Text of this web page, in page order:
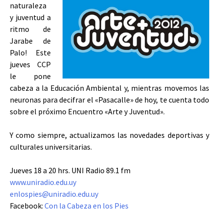
naturaleza
y juventud a
ritmo de
Jarabe de
Palo! Este
jueves CCP
le pone
cabeza a la Educación Ambiental y, mientras movemos las
neuronas para decifrar el «Pasacalle» de hoy, te cuenta todo
sobre el próximo Encuentro «Arte y Juventud».
Y como siempre, actualizamos las novedades deportivas y
culturales universitarias.
Jueves 18 a 20 hrs. UNI Radio 89.1 fm
www.uniradio.edu.uy
enlospies@uniradio.edu.uy
Facebook: Con la Cabeza en los Pies